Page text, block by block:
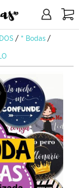
X
/ * Bodas /